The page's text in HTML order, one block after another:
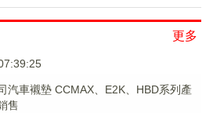
更多
汽車襯墊 CCMAX、E2K、HBD系列產
售